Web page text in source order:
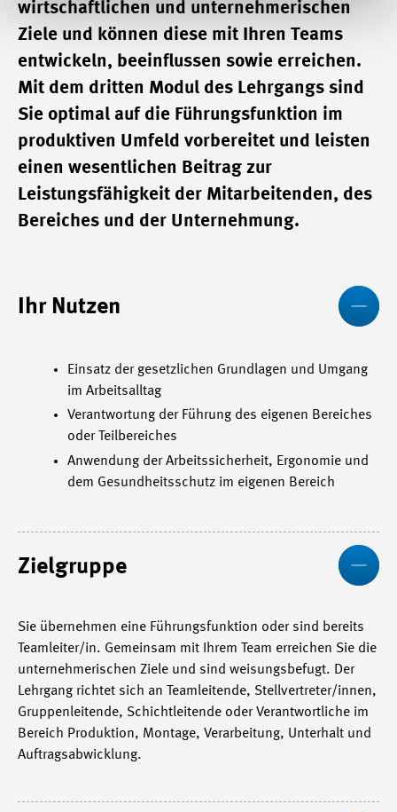
wirtschaftlichen und unternehmerischen
Ziele und können diese mit Ihren Teams
entwickeln, beeinflussen sowie erreichen.
Mit dem dritten Modul des Lehrgangs sind
Sie optimal auf die Führungsfunktion im
produktiven Umfeld vorbereitet und leisten
einen wesentlichen Beitrag zur
Leistungsfähigkeit der Mitarbeitenden, des
Bereiches und der Unternehmung.
Ihr Nutzen
Einsatz der gesetzlichen Grundlagen und Umgang
im Arbeitsalltag
Verantwortung der Führung des eigenen Bereiches
oder Teilbereiches
Anwendung der Arbeitssicherheit, Ergonomie und
dem Gesundheitsschutz im eigenen Bereich
Zielgruppe
Sie übernehmen eine Führungsfunktion oder sind bereits
Teamleiter/in. Gemeinsam mit Ihrem Team erreichen Sie die
unternehmerischen Ziele und sind weisungsbefugt. Der
Lehrgang richtet sich an Teamleitende, Stellvertreter/innen,
Gruppenleitende, Schichtleitende oder Verantwortliche im
Bereich Produktion, Montage, Verarbeitung, Unterhalt und
Auftragsabwicklung.